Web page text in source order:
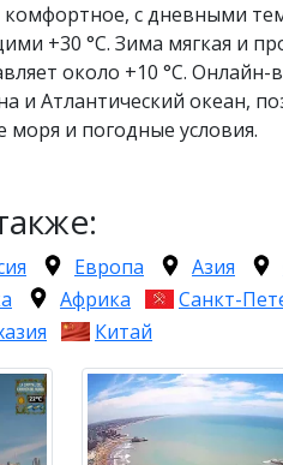
с дневными
+30 °C. Зима мягкая и
около +10 °C.
и Атлантический океан,
моря и погодные условия.
Европа Азия
Африка Санкт-
Китай